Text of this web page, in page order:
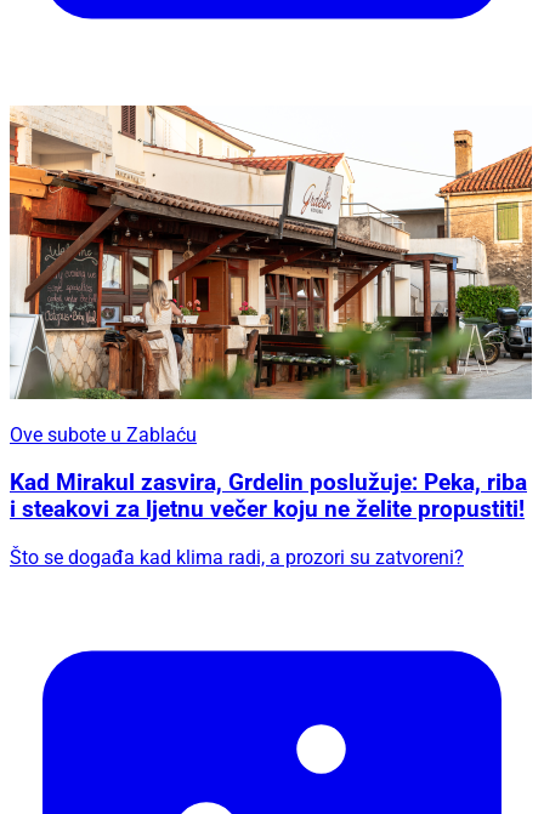
Ove subote u Zablaću
Kad Mirakul zasvira, Grdelin poslužuje: Peka, riba
i steakovi za ljetnu večer koju ne želite propustiti!
Što se događa kad klima radi, a prozori su zatvoreni?